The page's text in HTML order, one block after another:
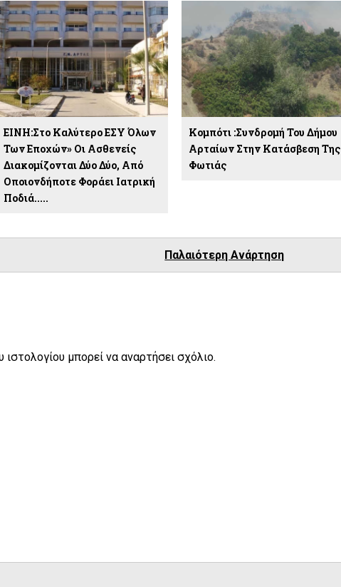
ΕΙΝΗ:Στο Καλύτερο ΕΣΥ Όλων
Των Εποχών» Οι Ασθενείς
Διακομίζονται Δύο Δύο, Από
Οποιονδήποτε Φοράει Ιατρική
Ποδιά.....
Κομπότι :Συνδρομή Του Δήμου
Αρταίων Στην Κατάσβεση Της
Φωτιάς
Παλαιότερη Ανάρτηση
μπορεί να αναρτήσει σχόλιο.